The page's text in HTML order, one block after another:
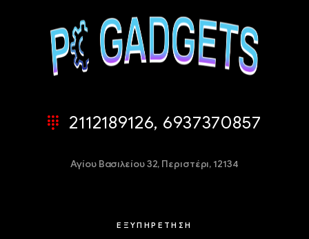
2112189126, 6937370857
Αγίου Βασιλείου 32, Περιστέρι, 12134
ΕΞΥΠΗΡΕΤΗΣΗ